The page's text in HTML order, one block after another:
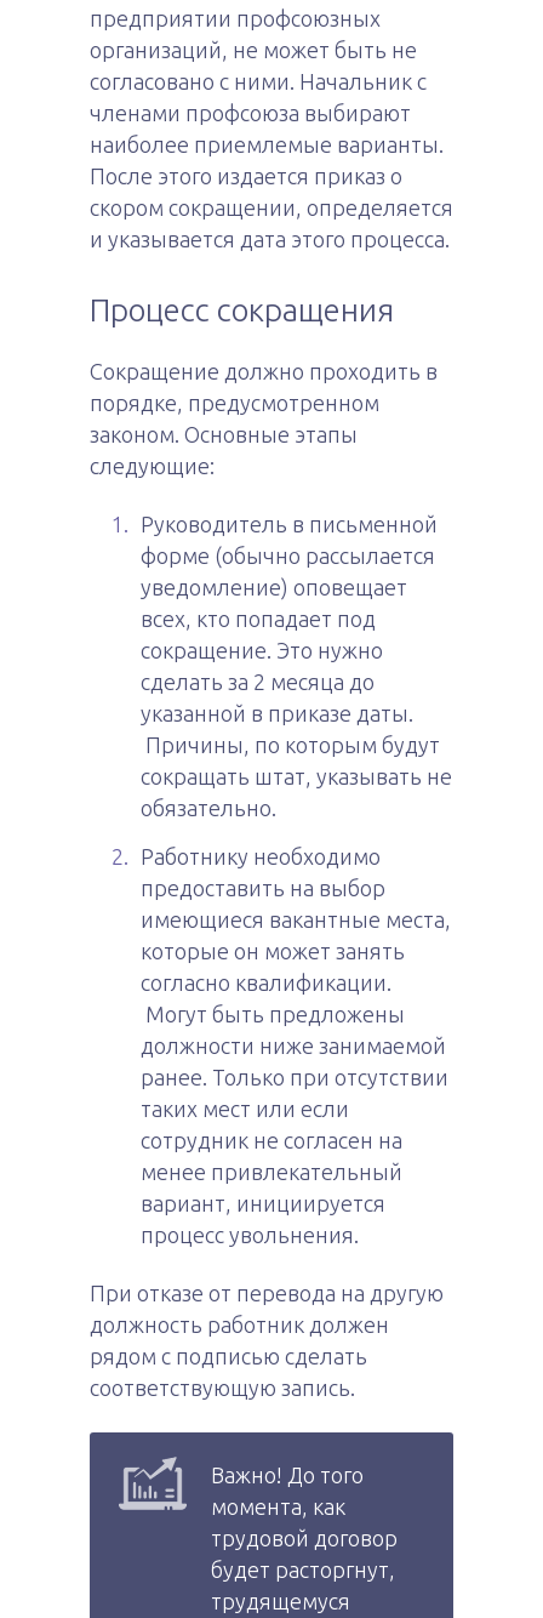
предприятии профсоюзных
организаций, не может быть не
согласовано с ними. Начальник с
членами профсоюза выбирают
наиболее приемлемые варианты.
После этого издается приказ о
скором сокращении, определяется
и указывается дата этого процесса.
Процесс сокращения
Сокращение должно проходить в
порядке, предусмотренном
законом. Основные этапы
следующие:
Руководитель в письменной
форме (обычно рассылается
уведомление) оповещает
всех, кто попадает под
сокращение. Это нужно
сделать за 2 месяца до
указанной в приказе даты.
Причины, по которым будут
сокращать штат, указывать не
обязательно.
Работнику необходимо
предоставить на выбор
имеющиеся вакантные места,
которые он может занять
согласно квалификации.
Могут быть предложены
должности ниже занимаемой
ранее. Только при отсутствии
таких мест или если
сотрудник не согласен на
менее привлекательный
вариант, инициируется
процесс увольнения.
При отказе от перевода на другую
должность работник должен
рядом с подписью сделать
соответствующую запись.
Важно! До того
момента, как
трудовой договор
будет расторгнут,
трудящемуся